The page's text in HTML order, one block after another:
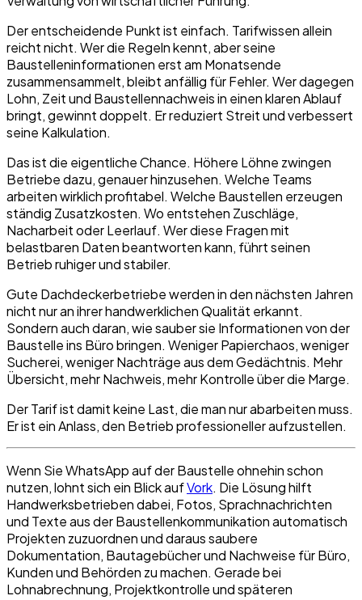
Der entscheidende Punkt ist einfach. Tarifwissen allein
reicht nicht. Wer die Regeln kennt, aber seine
Baustelleninformationen erst am Monatsende
zusammensammelt, bleibt anfällig für Fehler. Wer dagegen
Lohn, Zeit und Baustellennachweis in einen klaren Ablauf
bringt, gewinnt doppelt. Er reduziert Streit und verbessert
seine Kalkulation.
Das ist die eigentliche Chance. Höhere Löhne zwingen
Betriebe dazu, genauer hinzusehen. Welche Teams
arbeiten wirklich profitabel. Welche Baustellen erzeugen
ständig Zusatzkosten. Wo entstehen Zuschläge,
Nacharbeit oder Leerlauf. Wer diese Fragen mit
belastbaren Daten beantworten kann, führt seinen
Betrieb ruhiger und stabiler.
Gute Dachdeckerbetriebe werden in den nächsten Jahren
nicht nur an ihrer handwerklichen Qualität erkannt.
Sondern auch daran, wie sauber sie Informationen von der
Baustelle ins Büro bringen. Weniger Papierchaos, weniger
Sucherei, weniger Nachträge aus dem Gedächtnis. Mehr
Übersicht, mehr Nachweis, mehr Kontrolle über die Marge.
Der Tarif ist damit keine Last, die man nur abarbeiten muss.
Er ist ein Anlass, den Betrieb professioneller aufzustellen.
Wenn Sie WhatsApp auf der Baustelle ohnehin schon
nutzen, lohnt sich ein Blick aufVork. Die Lösung hilft
Handwerksbetrieben dabei, Fotos, Sprachnachrichten
und Texte aus der Baustellenkommunikation automatisch
Projekten zuzuordnen und daraus saubere
Dokumentation, Bautagebücher und Nachweise für Büro,
Kunden und Behörden zu machen. Gerade bei
Lohnabrechnung, Projektkontrolle und späteren